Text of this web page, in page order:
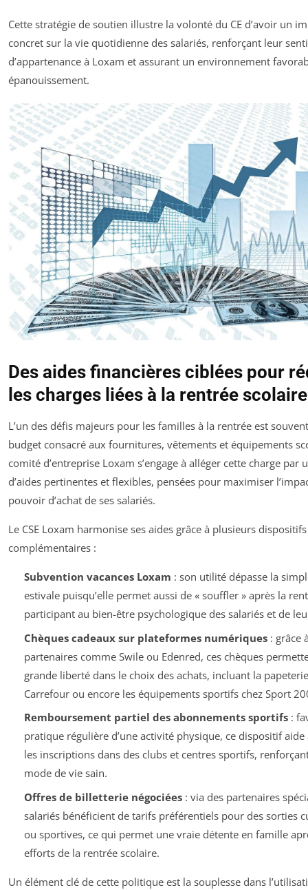
Cette stratégie de soutien illustre la volonté du CE d’avoir un
concret sur la vie quotidienne des salariés, renforçant leur
d’appartenance à Loxam et assurant un environnement
épanouissement.
Des aides financières ciblées pour
les charges liées à la rentrée
L’un des défis majeurs pour les familles à la rentrée est
budget consacré aux fournitures, vêtements et équipements
comité d’entreprise Loxam s’engage à alléger cette charge par
d’aides pertinentes et flexibles, pensées pour maximiser
pouvoir d’achat de ses salariés.
Le CSE Loxam harmonise ses aides grâce à plusieurs
complémentaires :
Subvention vacances Loxam : son utilité dépasse la
estivale puisqu’elle permet aussi de « souffler » après la
participant au bien-être psychologique des salariés et de
Chèques cadeaux sur plateformes numériques: grâce
partenaires comme Swile ou Edenred, ces chèques
grande liberté dans le choix des achats, incluant la
Carrefour ou encore les équipements sportifs chez Sport
Remboursement partiel des abonnements sportifs:
pratique régulière d’une activité physique, ce dispositif aide
les inscriptions dans des clubs et centres sportifs,
mode de vie sain.
Offres de billetterie négociées: via des partenaires
salariés bénéficient de tarifs préférentiels pour des sorties
ou sportives, ce qui permet une vraie détente en famille
efforts de la rentrée scolaire.
Un élément clé de cette politique est la souplesse dans